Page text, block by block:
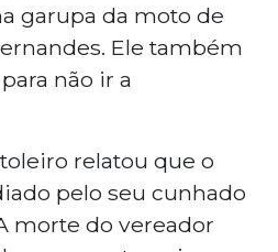
garupa da moto de
Ele também
não ir a
relatou que o
pelo seu cunhado
morte do vereador